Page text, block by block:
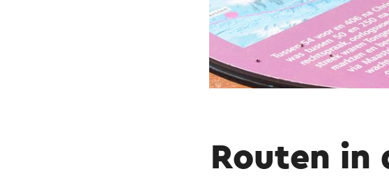
römischer Tempel.
Dieser Text wurde mit Hilfe eines
Routen in